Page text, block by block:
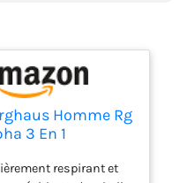
Homme Rg
3 En 1
respirant et